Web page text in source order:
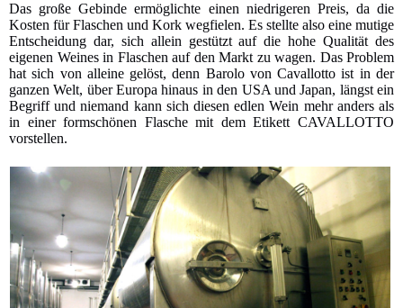
Das große Gebinde ermöglichte einen niedrigeren Preis, da die
Kosten für Flaschen und Kork wegfielen. Es stellte also eine mutige
Entscheidung dar, sich allein gestützt auf die hohe Qualität des
eigenen Weines in Flaschen auf den Markt zu wagen. Das Problem
hat sich von alleine gelöst, denn Barolo von Cavallotto ist in der
ganzen Welt, über Europa hinaus in den USA und Japan, längst ein
Begriff und niemand kann sich diesen edlen Wein mehr anders als
in einer formschönen Flasche mit dem Etikett CAVALLOTTO
vorstellen.